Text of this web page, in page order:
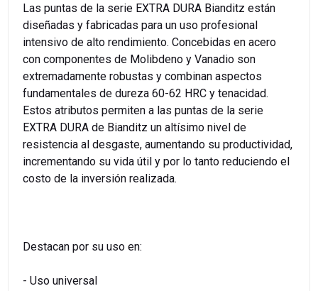
Las puntas de la serie EXTRA DURA Bianditz están
diseñadas y fabricadas para un uso profesional
intensivo de alto rendimiento. Concebidas en acero
con componentes de Molibdeno y Vanadio son
extremadamente robustas y combinan aspectos
fundamentales de dureza 60-62 HRC y tenacidad.
Estos atributos permiten a las puntas de la serie
EXTRA DURA de Bianditz un altísimo nivel de
resistencia al desgaste, aumentando su productividad,
incrementando su vida útil y por lo tanto reduciendo el
costo de la inversión realizada.
Destacan por su uso en:
- Uso universal